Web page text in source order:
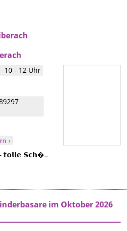
10 - 12 Uhr
›
𝘁𝗼𝗹𝗹𝗲 𝗦𝗰𝗵�..
im Oktober 2026